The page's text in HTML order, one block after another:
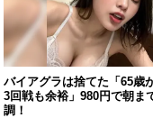
バイアグラは捨てた「65歳
3回戦も余裕」980円で朝ま
調！